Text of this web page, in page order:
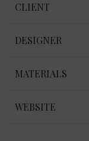
CLIENT
DESIGNER
MATERIALS
WEBSITE